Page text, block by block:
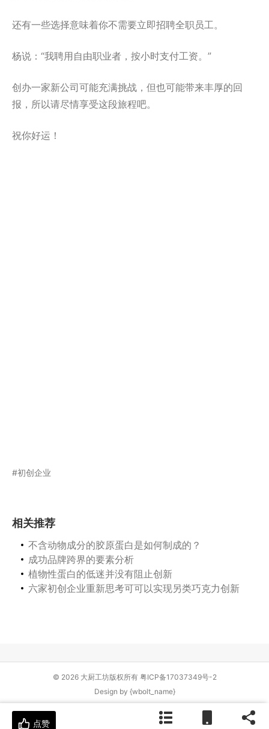
还有一些选择意味着你不需要立即招聘全职员工。
杨说：“我聘用自由职业者，按小时支付工资。”
创办一家新公司可能充满挑战，但也可能带来丰厚的回
报，所以请尽情享受这段旅程吧。
祝你好运！
初创企业
相关推荐
不含动物成分的胶原蛋白是如何制成的？
成功品牌跨界的要素分析
植物性蛋白的低迷并没有阻止创新
六家初创企业重新思考可可以实现另类巧克力创新
© 2026 大厨工坊版权所有 粤ICP备17037349号-2
Design by {wbolt_name}
点赞